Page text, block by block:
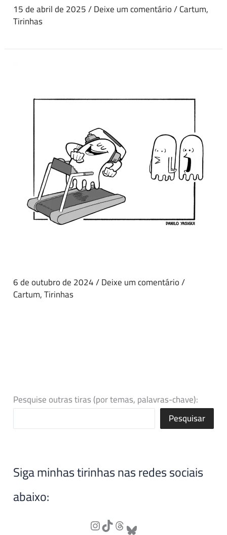
15 de abril de 2025/Deixe um comentário/Cartum,
Tirinhas
6 de outubro de 2024/Deixe um comentário/
Cartum,Tirinhas
Pesquise outras tiras (por temas, palavras-chave):
Pesquisar
Siga minhas tirinhas nas redes sociais
abaixo: